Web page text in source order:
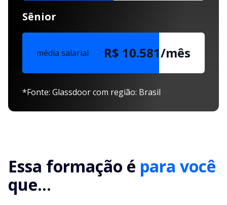
Sênior
média salarial R$ 10.581/mês
*Fonte: Glassdoor com região: Brasil
Essa formação é para você
que...